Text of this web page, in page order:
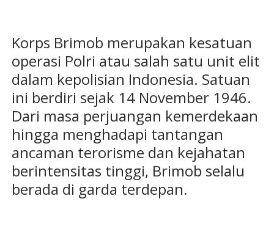
Korps Brimob merupakan kesatuan
operasi Polri atau salah satu unit elit
dalam kepolisian Indonesia. Satuan
ini berdiri sejak 14 November 1946.
Dari masa perjuangan kemerdekaan
hingga menghadapi tantangan
ancaman terorisme dan kejahatan
berintensitas tinggi, Brimob selalu
berada di garda terdepan.